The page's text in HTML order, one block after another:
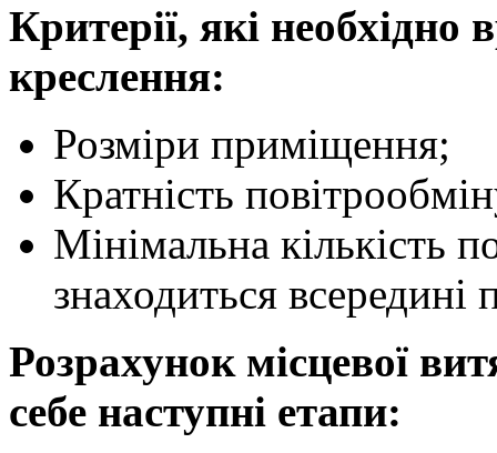
Критерії, які необхідно
креслення:
Розміри приміщення;
Кратність
Мінімальна кількість
знаходиться
Розрахунок місцевої
себе наступні етапи: